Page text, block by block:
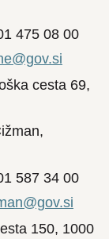
475 08 00
cesta 69,
587 34 00
150, 1000